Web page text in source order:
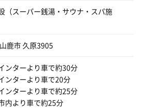
カを食べて大満足。がんこ親父の手拭い
した。
の片付けお手伝い行かれたとの事。
サウナがとまったけど
はなかったとの事。
ました。
（スーパー銭湯・サウナ・スパ施
鹿市 久原3905
ンターより車で約30分
ンターより車で20分
ンターより車で約25分
内より車で約25分